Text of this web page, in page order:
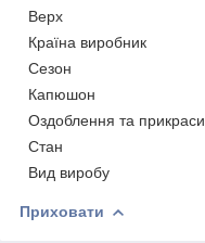
Верх
Країна виробник
Сезон
Капюшон
Оздоблення та прикраси
Стан
Вид виробу
Приховати